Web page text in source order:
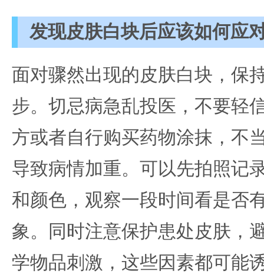
发现皮肤白块后应该如何应
面对骤然出现的皮肤白块，保
步。切忌病急乱投医，不要轻
方或者自行购买药物涂抹，不
导致病情加重。可以先拍照记
和颜色，观察一段时间看是否
象。同时注意保护患处皮肤，
学物品刺激，这些因素都可能